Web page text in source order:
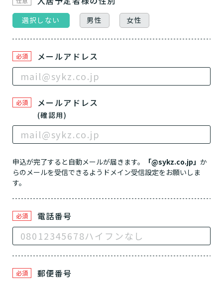
選択しない 男性 女性
必須 メールアドレス
必須 メールアドレス
(確認用)
申込が完了すると自動メールが届きます。 「@sykz.co.jp」 か
らのメールを受信できるようドメイン受信設定をお願いしま
す。
必須 電話番号
必須 郵便番号
「どのサービスを使ったらいいのかわからな
い!」という方は、まずはどんなサービスがあ
なたに適しているのか簡単にチェックしてみま
しょう!最大4つの質問に答えていただくだけ
で、おすすめの介護保険サービスを紹介しま
す。
はい
いいえ or
非該当(自立)
使いたい
施設へ移り住みたい
必要
必要ない
通いたい
いいえ
日帰りで使いたい
要支援１～２
要介護１～２
要介護３～５